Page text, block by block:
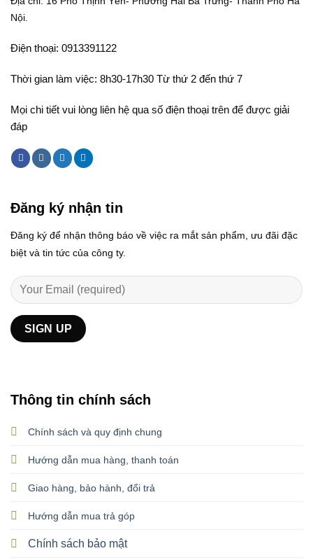
Nội.
Điện thoại: 0913391122
Thời gian làm việc: 8h30-17h30 Từ thứ 2 đến thứ 7
Mọi chi tiết vui lòng liên hệ qua số điện thoại trên để được giải
đáp
Thông tin chính sách
Chính sách và quy định chung
Hướng dẫn mua hàng, thanh toán
Giao hàng, bảo hành, đổi trả
Hướng dẫn mua trả góp
Chính sách bảo mật
Đăng ký nhận tin
Đăng ký để nhận thông báo về việc ra mắt sản phẩm, ưu đãi đặc
biệt và tin tức của công ty.